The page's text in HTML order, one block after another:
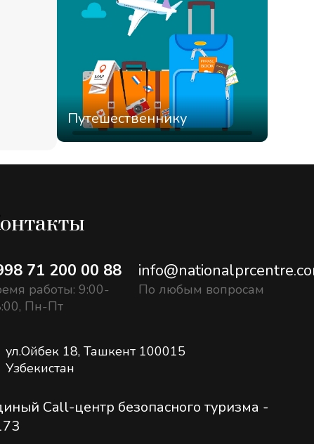
Путешественнику
71 200 00 88
работы: 9:00-
Пн-Пт
По любым вопросам
ул.Ойбек 18, Ташкент 100015
Узбекистан
Call-центр безопасного туризма -